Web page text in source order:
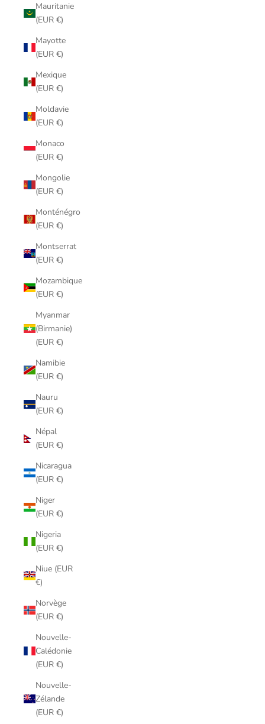
Mauritanie
(EUR €)
Mayotte
(EUR €)
Mexique
(EUR €)
Moldavie
(EUR €)
Monaco
(EUR €)
Mongolie
(EUR €)
Monténégro
(EUR €)
Montserrat
(EUR €)
Mozambique
(EUR €)
Myanmar
(Birmanie)
(EUR €)
Namibie
(EUR €)
Nauru
(EUR €)
Népal
(EUR €)
Nicaragua
(EUR €)
Niger
(EUR €)
Nigeria
(EUR €)
Niue (EUR
€)
Norvège
(EUR €)
Nouvelle-
Calédonie
(EUR €)
Nouvelle-
Zélande
(EUR €)